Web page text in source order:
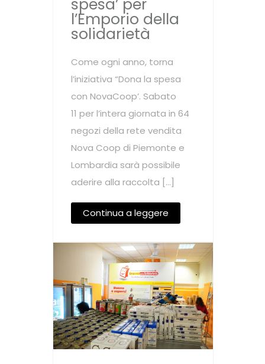
spesa’ per
l’Emporio della
solidarietà
Come ogni anno, torna
l’iniziativa “Dona la spesa
con NovaCoop’. Sabato
11 per l’intera giornata in 64
negozi della rete vendita
Nova Coop di Piemonte e
Lombardia sarà possibile
aderire alla raccolta […]
Continua a leggere